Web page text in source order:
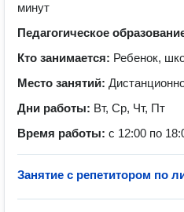
минут
Педагогическое
Кто занимается: Ребенок,
Место занятий:
Дни работы: Вт, Ср, Чт, Пт
Время работы: с 12:00 по
Занятие с репетитором по